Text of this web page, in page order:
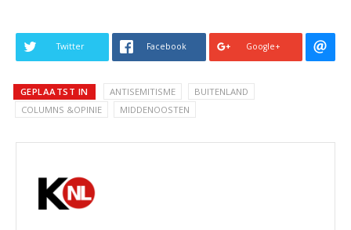
Twitter Facebook Google+
GEPLAATST IN ANTISEMITISME
BUITENLAND
COLUMNS &OPINIE
MIDDENOOSTEN